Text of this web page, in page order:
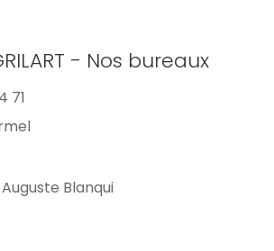
- Nos bureaux
71
Blanqui